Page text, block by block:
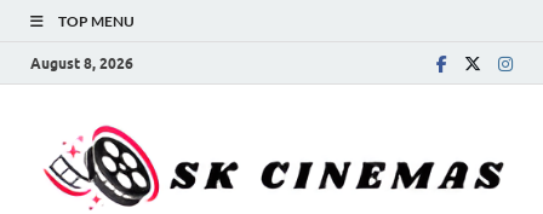
TOP MENU
August 8, 2026